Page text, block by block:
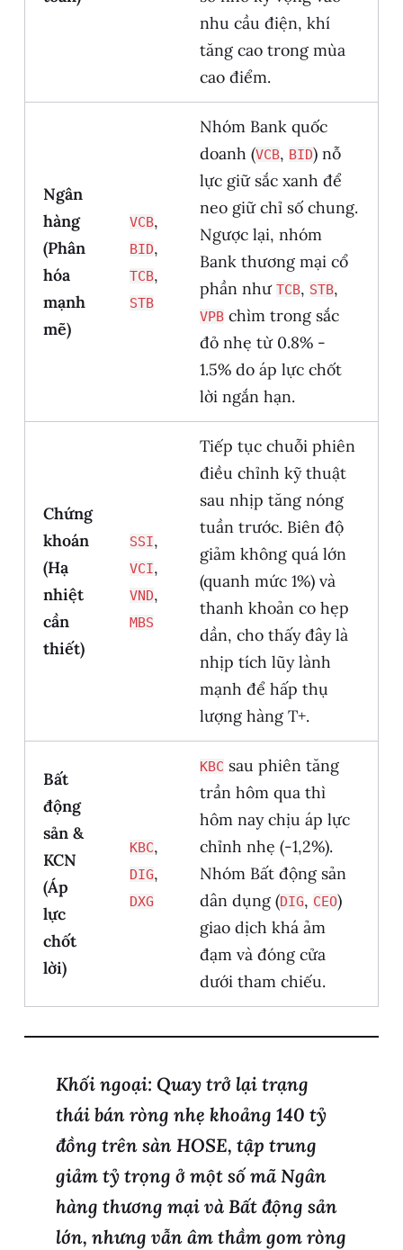
nhu cầu điện, khí
tăng cao trong mùa
cao điểm.
Ngân
hàng
(Phân
hóa
mạnh
mẽ)
VCB,
BID,
TCB,
STB
Nhóm Bank quốc
doanh (VCB, BID) nỗ
lực giữ sắc xanh để
neo giữ chỉ số chung.
Ngược lại, nhóm
Bank thương mại cổ
phần nhưTCB, STB,
VPB chìm trong sắc
đỏ nhẹ từ 0.8% -
1.5% do áp lực chốt
lời ngắn hạn.
Chứng
khoán
(Hạ
nhiệt
cần
thiết)
SSI,
VCI,
VND,
MBS
Tiếp tục chuỗi phiên
điều chỉnh kỹ thuật
sau nhịp tăng nóng
tuần trước. Biên độ
giảm không quá lớn
(quanh mức 1%) và
thanh khoản co hẹp
dần, cho thấy đây là
nhịp tích lũy lành
mạnh để hấp thụ
lượng hàng T+.
Bất
động
sản &
KCN
(Áp
lực
chốt
lời)
KBC,
DIG,
DXG
KBC sau phiên tăng
trần hôm qua thì
hôm nay chịu áp lực
chỉnh nhẹ (-1,2%).
Nhóm Bất động sản
dân dụng (DIG, CEO)
giao dịch khá ảm
đạm và đóng cửa
dưới tham chiếu.
Khối ngoại: Quay trở lại trạng
tháibán ròng nhẹ khoảng140 tỷ
đồng trên sàn HOSE, tập trung
giảm tỷ trọng ở một số mã Ngân
hàng thương mại và Bất động sản
lớn, nhưng vẫn âm thầm gom ròng